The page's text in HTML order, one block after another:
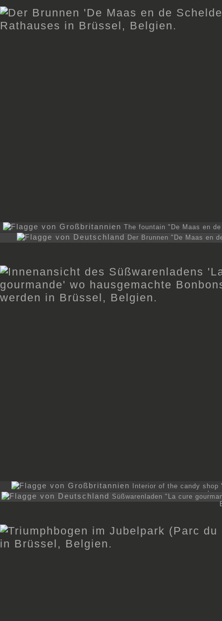
The fountain "De Maas en
Der Brunnen "De Maas en
Interior of the candy shop
Süßwarenladen "La cure